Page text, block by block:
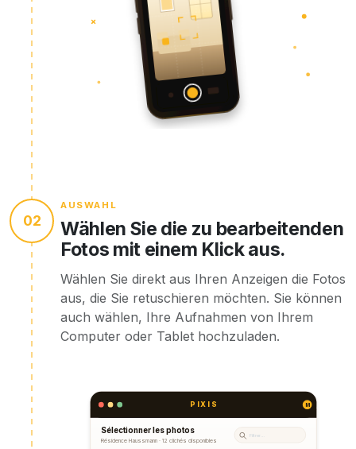
02
PIXIS M
Sélectionner les photos
Résidence Haussmann · 12 clichés disponibles
Filtrer…
AUSWAHL
Wählen Sie die zu bearbeitenden
Fotos mit einem Klick aus.
Wählen Sie direkt aus Ihren Anzeigen die Fotos
aus, die Sie retuschieren möchten. Sie können
auch wählen, Ihre Aufnahmen von Ihrem
Computer oder Tablet hochzuladen.